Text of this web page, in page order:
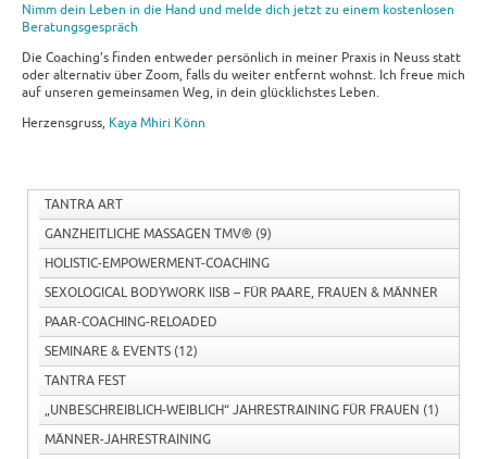
Nimm dein Leben in die Hand und melde dich jetzt zu einem kostenlosen
Beratungsgespräch
Die Coaching’s finden entweder persönlich in meiner Praxis in Neuss statt
oder alternativ über Zoom, falls du weiter entfernt wohnst. Ich freue mich
auf unseren gemeinsamen Weg, in dein glücklichstes Leben.
Herzensgruss, Kaya Mhiri Könn
TANTRA ART
GANZHEITLICHE MASSAGEN TMV® (9)
HOLISTIC-EMPOWERMENT-COACHING
SEXOLOGICAL BODYWORK IISB – FÜR PAARE, FRAUEN & MÄNNER
PAAR-COACHING-RELOADED
SEMINARE & EVENTS (12)
TANTRA FEST
„UNBESCHREIBLICH-WEIBLICH“ JAHRESTRAINING FÜR FRAUEN (1)
MÄNNER-JAHRESTRAINING